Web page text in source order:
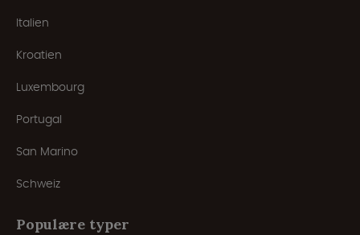
Italien
Kroatien
Luxembourg
Portugal
San Marino
Schweiz
Populære typer